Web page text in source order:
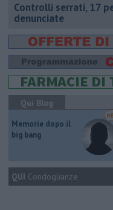
Controlli serrati, 17
denunciate
Qui Blog
Memorie dopo il
big bang
QUI Condoglianze